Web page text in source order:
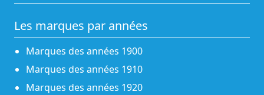
Les marques par années
Marques des années 1900
Marques des années 1910
Marques des années 1920